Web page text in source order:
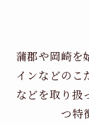
蒲郡や岡崎を
インなどのこ
などを取り扱
つ特